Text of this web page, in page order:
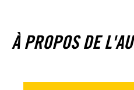
À PROPOS DE